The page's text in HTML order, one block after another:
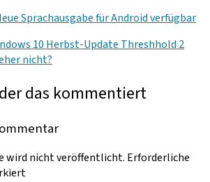
Sprachausgabe für Android verfügbar
10 Herbst-Update Threshhold 2
nicht?
das kommentiert
wird nicht veröffentlicht. Erforderliche